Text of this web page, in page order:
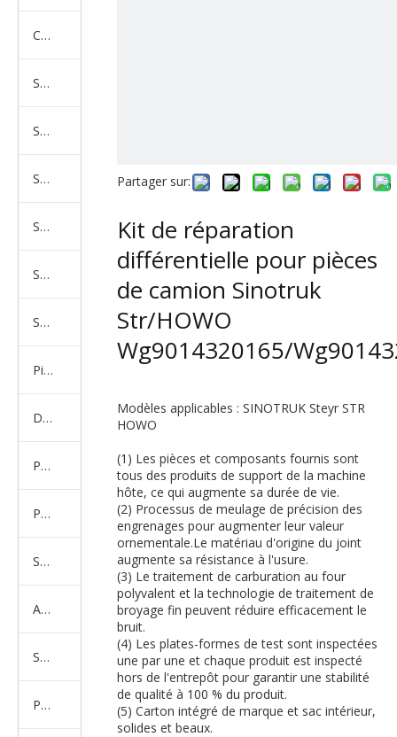
Camion Shacman Série
Série de camions SAIC-lveco Hongyan
Série de camions Foton Auman
Série de camions FAW Jiefang
Série de camions Dongfeng
Série de camions North Benz Beiben
Série de camions américains, européens et japonais
Pièces de rechange de machines d'ingénierie de camion minier
D'autres séries de camions
Produits d'essieux
Produits de support de châssis
Série de suspension équilibrée
Amortisseur Série
Système de direction
Produits en caoutchouc
Partager sur:
Kit de réparation
différentielle pour pièces
de camion Sinotruk
Str/HOWO
Wg9014320165/
Modèles applicables : SINOTRUK Steyr STR
HOWO
(1) Les pièces et composants fournis sont
tous des produits de support de la machine
hôte, ce qui augmente sa durée de vie.
(2) Processus de meulage de précision des
engrenages pour augmenter leur valeur
ornementale.Le matériau d'origine du joint
augmente sa résistance à l'usure.
(3) Le traitement de carburation au four
polyvalent et la technologie de traitement de
broyage fin peuvent réduire efficacement le
bruit.
(4) Les plates-formes de test sont inspectées
une par une et chaque produit est inspecté
hors de l'entrepôt pour garantir une stabilité
de qualité à 100 % du produit.
(5) Carton intégré de marque et sac intérieur,
solides et beaux.